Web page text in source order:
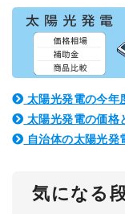
太陽光発電の今年
太陽光発電の価格
自治体の太陽光発
気になる